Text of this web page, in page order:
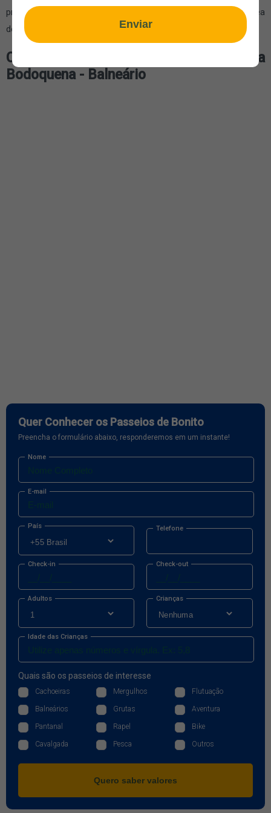
próximo ao Parque Nacional, em uma fazenda com ampla área
de preservação ambiental e recuperação da vegetação nativa.
Como chegar na Cachoeiras Serra da
Bodoquena - Balneário
Quer Conhecer os Passeios de Bonito
Preencha o formulário abaixo, responderemos em um instante!
Nome
E-mail
País Telefone
Check-in Check-out
Adultos Crianças
Idade das Crianças
Quais são os passeios de interesse
Cachoeiras Mergulhos Flutuação
Balneários Grutas Aventura
Pantanal Rapel Bike
Cavalgada Pesca Outros
Quero saber valores
Enviar